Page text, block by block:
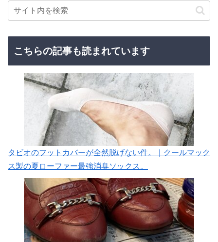
こちらの記事も読まれています
タビオのフットカバーが全然脱げない件。｜クールマック
ス製の夏ローファー最強消臭ソックス。